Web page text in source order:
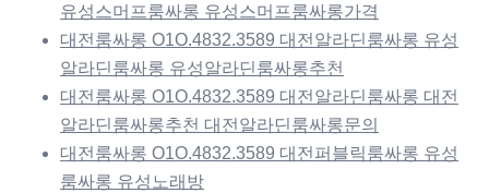
유성스머프룸싸롱 유성스머프룸싸롱가격
대전룸싸롱 O1O.4832.3589 대전알라딘룸싸롱 유성
알라딘룸싸롱 유성알라딘룸싸롱추천
대전룸싸롱 O1O.4832.3589 대전알라딘룸싸롱 대전
알라딘룸싸롱추천 대전알라딘룸싸롱문의
대전룸싸롱 O1O.4832.3589 대전퍼블릭룸싸롱 유성
룸싸롱 유성노래방